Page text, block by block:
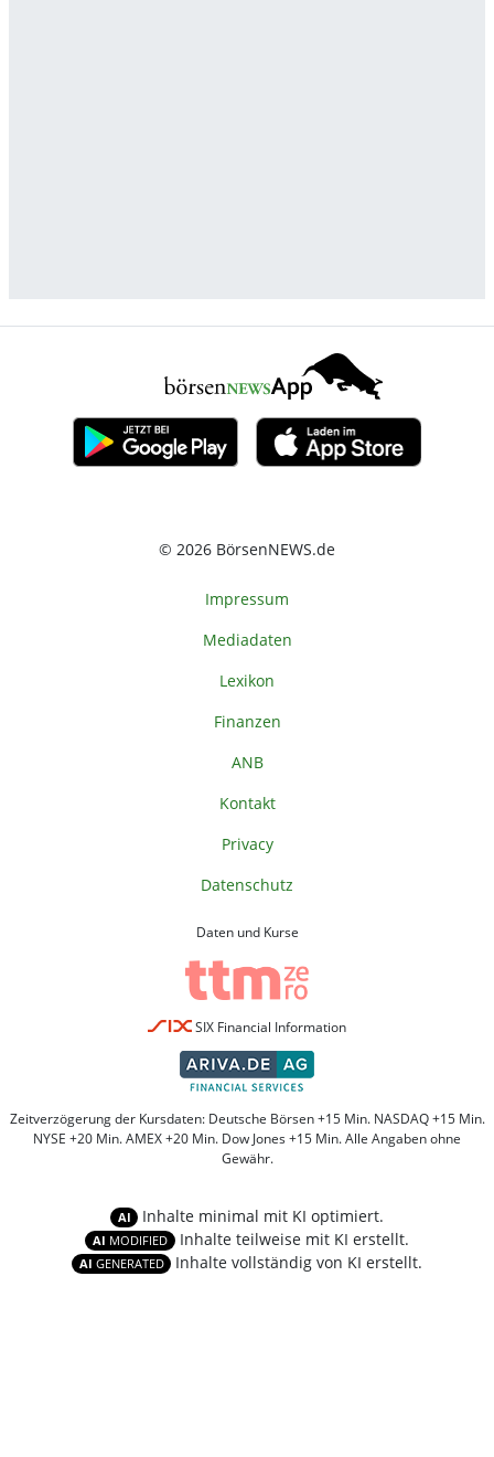
© 2026 BörsenNEWS.de
Impressum
Mediadaten
Lexikon
Finanzen
ANB
Kontakt
Privacy
Datenschutz
Daten und Kurse
SIX Financial Information
Zeitverzögerung der Kursdaten: Deutsche Börsen +15 Min. NASDAQ +15 Min.
NYSE +20 Min. AMEX +20 Min. Dow Jones +15 Min. Alle Angaben ohne
Gewähr.
AI Inhalte minimal mit KI optimiert.
AI MODIFIED Inhalte teilweise mit KI erstellt.
AI GENERATED Inhalte vollständig von KI erstellt.